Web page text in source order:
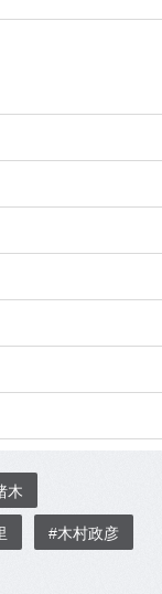
木
#木村政彦